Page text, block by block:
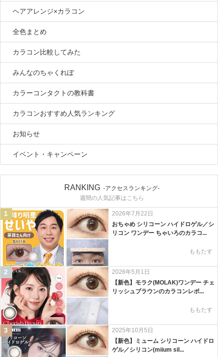
ヘアアレンジ×カラコン
全色まとめ
カラコン比較してみた
みんなのちゃくれぽ
カラーコンタクトの教科書
カラコンおすすめ人気ランキング
お知らせ
イベント・キャンペーン
RANKING -アクセスランキング-
週間の人気記事はこちら
1
2026年7月22日
おちゃめ シリコーン ハイドロゲル／シ
リコン ワンデー ちゃいろのカラコ...
ももたす
2
2026年5月1日
【新色】モラク(MOLAK)ワンデー チェ
リッシュブラウンのカラコンレポ...
ももたす
3
2025年10月5日
【新色】ミューム シリコーン ハイドロ
ゲル／シリコン(miium sil...